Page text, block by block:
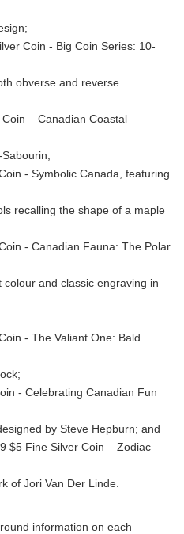
Coin - Big Coin Series: 10-
obverse and reverse
– Canadian Coastal
- Symbolic Canada, featuring
the shape of a maple
- Canadian Fauna: The Polar
and classic engraving in
- The Valiant One: Bald
- Celebrating Canadian Fun
by Steve Hepburn; and
Fine Silver Coin – Zodiac
Jori Van Der Linde.
information on each